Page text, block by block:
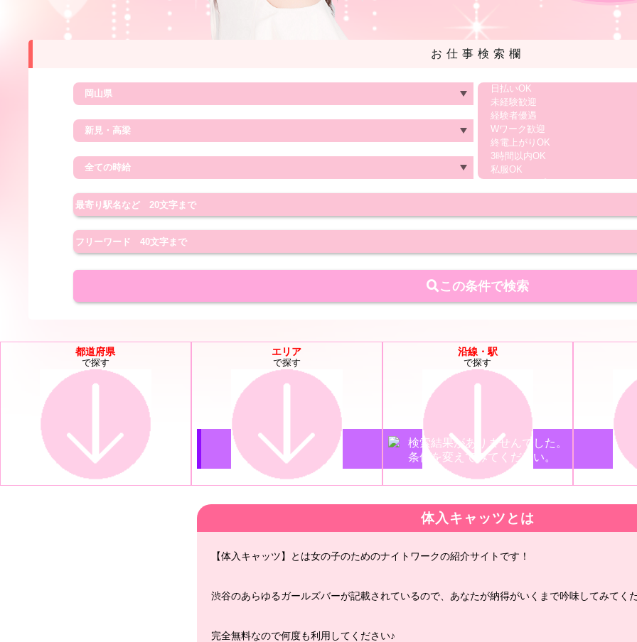
都道府県
で探す
エリア
で探す
沿線・駅
で探す
お仕事検索欄
この条件で検索
検索結果がありませんでした。
条件を変えてみてください。
体入キャッツとは
【体入キャッツ】とは女の子のためのナイトワークの紹介サイトです！
渋谷のあらゆるガールズバーが記載されているので、あなたが納得がいくまで吟味してみてく
完全無料なので何度も利用してください♪